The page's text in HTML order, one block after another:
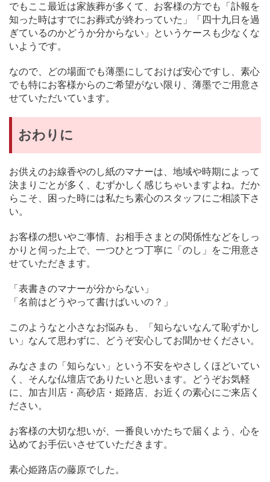
でもここ最近は家族葬が多くて、お客様の方でも「訃報を
知った時はすでにお葬式が終わっていた」「四十九日を過
ぎているのかどうか分からない」というケースも少なくな
いようです。
なので、どの場面でも薄墨にしておけば安心ですし、素心
でも特にお客様からのご希望がない限り、薄墨でご用意さ
せていただいています。
おわりに
お供えのお線香やのし紙のマナーは、地域や時期によって
決まりごとが多く、むずかしく感じちゃいますよね。だか
らこそ、困った時には私たち素心のスタッフにご相談下さ
い。
お客様の想いやご事情、お相手さまとの関係性などをしっ
かりと伺った上で、一つひとつ丁寧に「のし」をご用意さ
せていただきます。
「表書きのマナーが分からない」
「名前はどうやって書けばいいの？」
このようなと小さなお悩みも、「知らないなんて恥ずかし
い」なんて思わずに、どうぞ安心してお聞かせください。
みなさまの「知らない」という不安をやさしくほどいてい
く、そんな仏壇店でありたいと思います。どうぞお気軽
に、加古川店・高砂店・姫路店、お近くの素心にご来店く
ださい。
お客様の大切な想いが、一番良いかたちで届くよう、心を
込めてお手伝いさせていただきます。
素心姫路店の藤原でした。